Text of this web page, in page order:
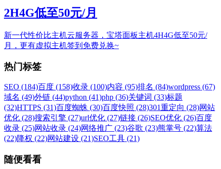
2H4G低至50元/月
新一代性价比主机云服务器，宝塔面板主机4H4G低至50元/
月，更有虚拟主机签到免费兑换~
热门标签
SEO (184)百度 (158)收录 (100)内容 (95)排名 (84)wordpress (67)
域名 (49)外链 (44)python (41)php (36)关键词 (33)标题
(32)HTTPS (31)百度蜘蛛 (30)百度快照 (28)301重定向 (28)网站
优化 (28)搜索引擎 (27)url优化 (27)链接 (26)SEO优化 (26)百度
收录 (25)网站收录 (24)网络推广 (23)谷歌 (23)熊掌号 (22)算法
(22)降权 (22)网站建设 (21)SEO工具 (21)
随便看看